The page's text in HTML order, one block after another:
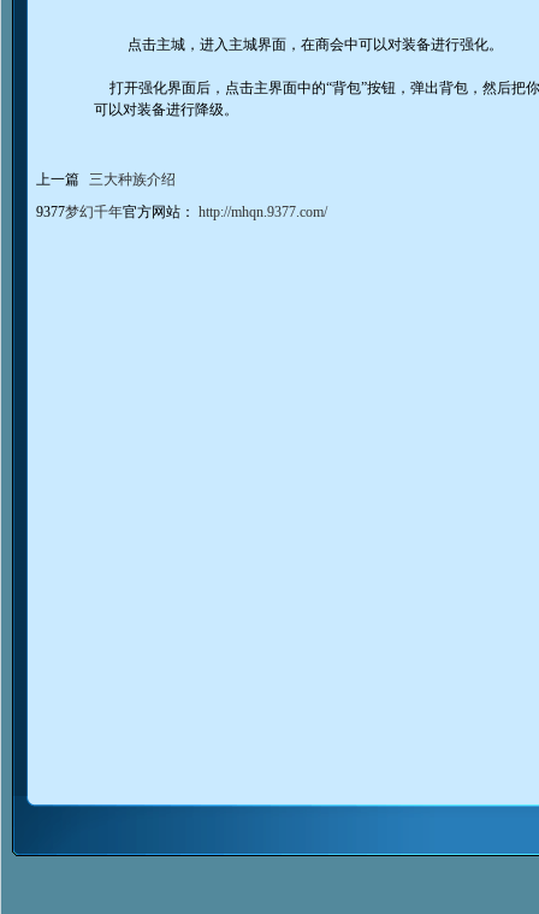
点击主城，进入主城界面，在商会中可以对装备进行强化。
打开强化界面后，点击主界面中的“背包”按钮，弹出背包，然后
可以对装备进行降级。
上一篇
三大种族介绍
9377梦幻千年官方网站： http://mhqn.9377.com/